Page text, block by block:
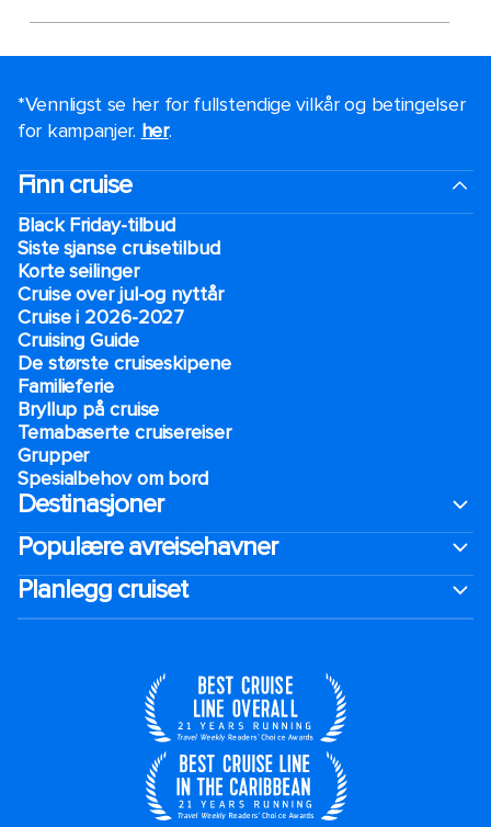
*Vennligst se her for fullstendige vilkår og betingelser
for kampanjer. her.
Finn cruise
Black Friday-tilbud
Siste sjanse cruisetilbud
Korte seilinger
Cruise over jul-og nyttår
Cruise i 2026-2027
Cruising Guide
De største cruiseskipene
Familieferie
Bryllup på cruise
Temabaserte cruisereiser
Grupper
Spesialbehov om bord
Destinasjoner
Populære avreisehavner
Planlegg cruiset